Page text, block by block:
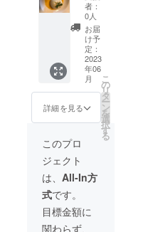
張市上
八町
1321-1
名張市
民セン
ター別
ムペー
ジには
お名前､
マーク､
アドレ
ス等を
載せさ
せてい
ただき
ます ご
支援の
指定の
場所で
シェフ
自ら材
料等を
持ち込
みお料
理しま
す。 伊
賀牛
コース︎6
人(出張
費込み)
ア
ミュー
ズ、前
菜､パス
タ、お
魚料理､
者：
0人
お届
け予
定：
2023
年06
月
詳細を見る
こ
の
リ
タ
ー
ン
を
選
択
す
る
このプロ
ジェクト
は、 All-In方
式です。
目標金額に
関わらず、